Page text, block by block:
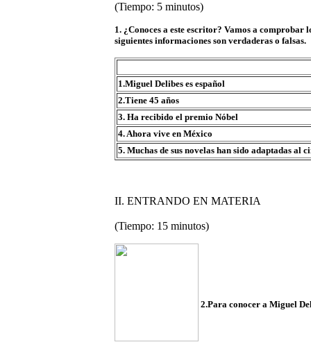
(Tiempo: 5 minutos)
1. ¿Conoces a este escritor? Vamos a comprobar
siguientes informaciones son verdaderas o falsas.
1.Miguel Delibes es español
2.Tiene 45 años
3. Ha recibido el premio Nóbel
4. Ahora vive en México
5. Muchas de sus novelas han sido adaptadas al
II. ENTRANDO EN MATERIA
(Tiempo: 15 minutos)
2.Para conocer a Miguel